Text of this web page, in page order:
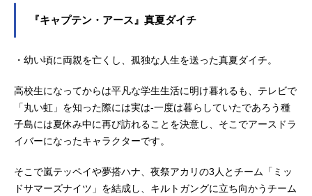
『キャプテン・アース』真夏ダイチ
・幼い頃に両親を亡くし、孤独な人生を送った真夏ダイチ。
高校生になってからは平凡な学生生活に明け暮れるも、テレビで
「丸い虹」を知った際には実は-一度は暮らしていたであろう種
子島には夏休み中に再び訪れることを決意し、そこでアースドラ
イバーになったキャラクターです。
そこで嵐テッペイや夢搭ハナ、夜祭アカリの3人とチーム「ミッ
ドサマーズナイツ」を結成し、キルトガングに立ち向かうチーム